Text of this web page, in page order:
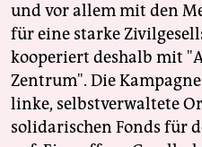
und vor allem mit den
für eine starke
kooperiert deshalb mit
Zentrum". Die
linke, selbstverwaltete
solidarischen Fonds für